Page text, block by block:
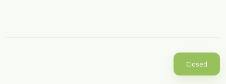
Closed